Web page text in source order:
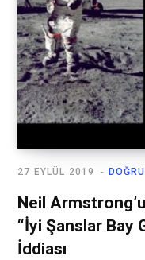
27 EYLÜL 2019
Neil
“İyi Şanslar Bay
İddiası